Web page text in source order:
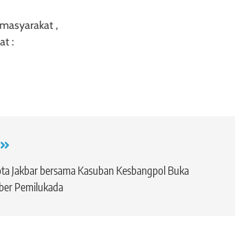
,
:
Jakbar bersama Kasuban Kesbangpol Buka
Pemilukada